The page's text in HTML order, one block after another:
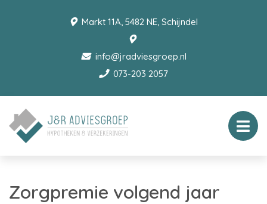
Markt 11A, 5482 NE, Schijndel
info@jradviesgroep.nl
073-203 2057
Zorgpremie volgend jaar